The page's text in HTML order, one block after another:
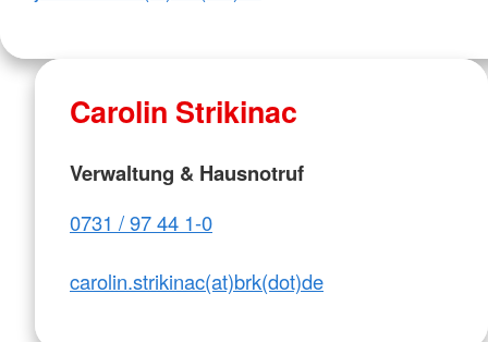
Carolin Strikinac
Verwaltung & Hausnotruf
0731 / 97 44 1-0
carolin.strikinac(at)brk(dot)de